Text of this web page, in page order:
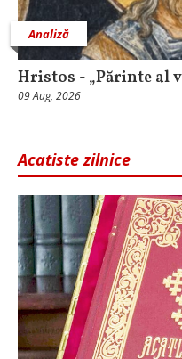
Analiză
Hristos - „Părinte al
09 Aug, 2026
Acatiste zilnice